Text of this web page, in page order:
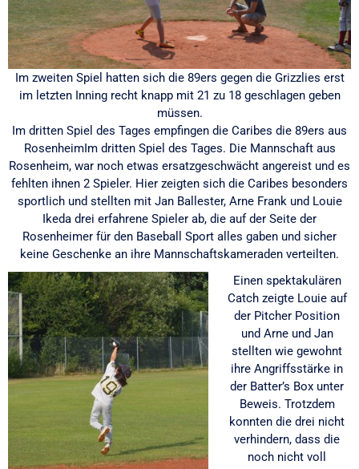
Im zweiten Spiel hatten sich die 89ers gegen die Grizzlies erst
im letzten Inning recht knapp mit 21 zu 18 geschlagen geben
müssen.
Im dritten Spiel des Tages empfingen die Caribes die 89ers aus
RosenheimIm dritten Spiel des Tages. Die Mannschaft aus
Rosenheim, war noch etwas ersatzgeschwächt angereist und es
fehlten ihnen 2 Spieler. Hier zeigten sich die Caribes besonders
sportlich und stellten mit Jan Ballester, Arne Frank und Louie
Ikeda drei erfahrene Spieler ab, die auf der Seite der
Rosenheimer für den Baseball Sport alles gaben und sicher
keine Geschenke an ihre Mannschaftskameraden verteilten.
Einen spektakulären
Catch zeigte Louie auf
der Pitcher Position
und Arne und Jan
stellten wie gewohnt
ihre Angriffsstärke in
der Batter’s Box unter
Beweis. Trotzdem
konnten die drei nicht
verhindern, dass die
noch nicht voll